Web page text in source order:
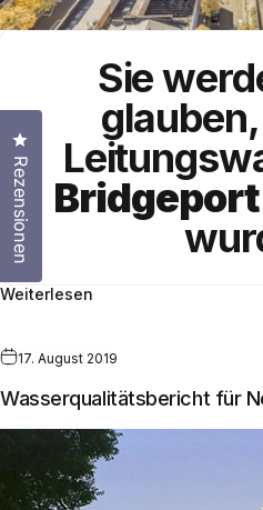
Sie
Bridgeport
Weiterlesen
17. August 2019
Wasserqualitätsbericht für
Rezensionen
Klicken Sie, um den